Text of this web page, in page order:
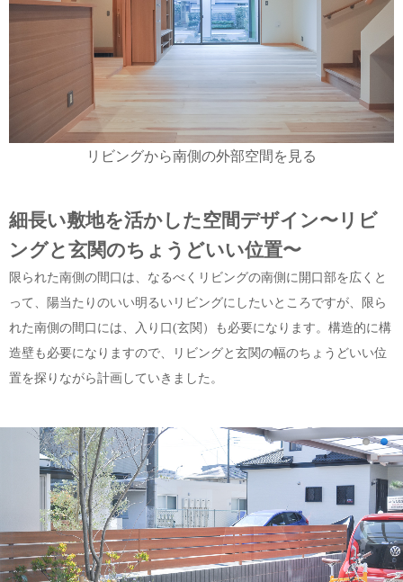
リビングから南側の外部空間を見る
細長い敷地を活かした空間デザイン〜リビ
ングと玄関のちょうどいい位置〜
限られた南側の間口は、なるべくリビングの南側に開口部を広くと
って、陽当たりのいい明るいリビングにしたいところですが、限ら
れた南側の間口には、入り口(玄関）も必要になります。構造的に構
造壁も必要になりますので、リビングと玄関の幅のちょうどいい位
置を探りながら計画していきました。